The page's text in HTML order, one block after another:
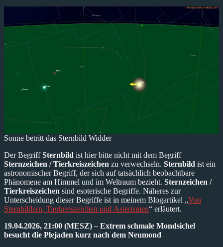
Sonne betritt das Sternbild Widder
Der BegriffSternbild ist hier bitte nicht mit dem Begriff
Sternzeichen / Tierkreiszeichen zu verwechseln. Sternbild ist ein
astronomischer Begriff, der sich auf tatsächlich beobachtbare
Phänomene am Himmel und im Weltraum bezieht. Sternzeichen /
Tierkreiszeichen sind esoterische Begriffe. Näheres zur
Unterscheidung dieser Begriffe ist in meinem Blogartikel „Von
Sternbildern, Tierkreiszeichen und Asterismen“ erläutert.
19.04.2026, 21:00 (MESZ) – Extrem schmale Mondsichel
besucht die Plejaden kurz nach dem Neumond